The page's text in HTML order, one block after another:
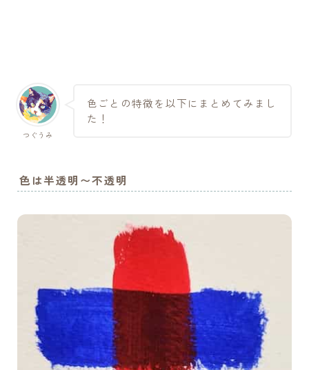
つぐうみ
色ごとの特徴を以下にまとめてみまし
た！
色は半透明〜不透明